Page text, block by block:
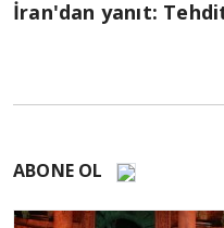
İran'dan yanıt:
ABONE OL